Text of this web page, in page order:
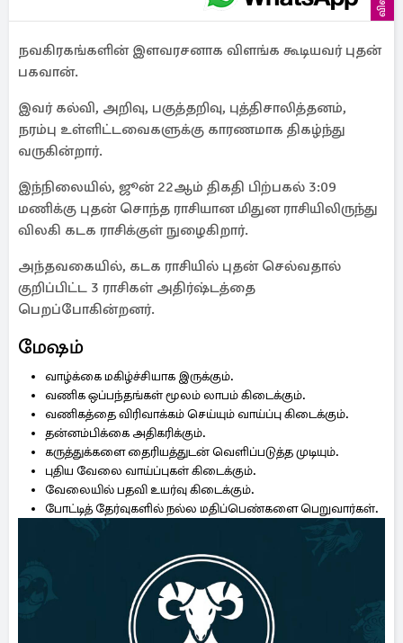
நவகிரகங்களின் இளவரசனாக விளங்க கூடியவர் புதன்
பகவான்.
இவர் கல்வி, அறிவு, பகுத்தறிவு, புத்திசாலித்தனம்,
நரம்பு உள்ளிட்டவைகளுக்கு காரணமாக திகழ்ந்து
வருகின்றார்.
இந்நிலையில், ஜூன் 22ஆம் திகதி பிற்பகல் 3:09
மணிக்கு புதன் சொந்த ராசியான மிதுன ராசியிலிருந்து
விலகி கடக ராசிக்குள் நுழைகிறார்.
அந்தவகையில், கடக ராசியில் புதன் செல்வதால்
குறிப்பிட்ட 3 ராசிகள் அதிர்ஷ்டத்தை
பெறப்போகின்றனர்.
மேஷம்
வாழ்க்கை மகிழ்ச்சியாக இருக்கும்.
வணிக ஒப்பந்தங்கள் மூலம் லாபம் கிடைக்கும்.
வணிகத்தை விரிவாக்கம் செய்யும் வாய்ப்பு கிடைக்கும்.
தன்னம்பிக்கை அதிகரிக்கும்.
கருத்துக்களை தைரியத்துடன் வெளிப்படுத்த முடியும்.
புதிய வேலை வாய்ப்புகள் கிடைக்கும்.
வேலையில் பதவி உயர்வு கிடைக்கும்.
போட்டித் தேர்வுகளில் நல்ல மதிப்பெண்களை பெறுவார்கள்.